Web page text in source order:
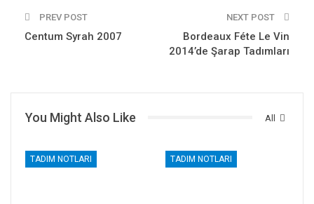
PREV POST
Centum Syrah 2007
NEXT POST
Bordeaux Féte Le Vin
2014’de Şarap Tadımları
All
You Might Also Like
TADIM NOTLARI TADIM NOTLARI